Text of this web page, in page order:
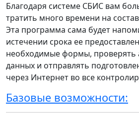
Благодаря системе СБИС вам
тратить много времени на
Эта программа сама будет
истечении срока ее
необходимые формы, проверять
данных и отправлять
через Интернет во все
Базовые возможности: